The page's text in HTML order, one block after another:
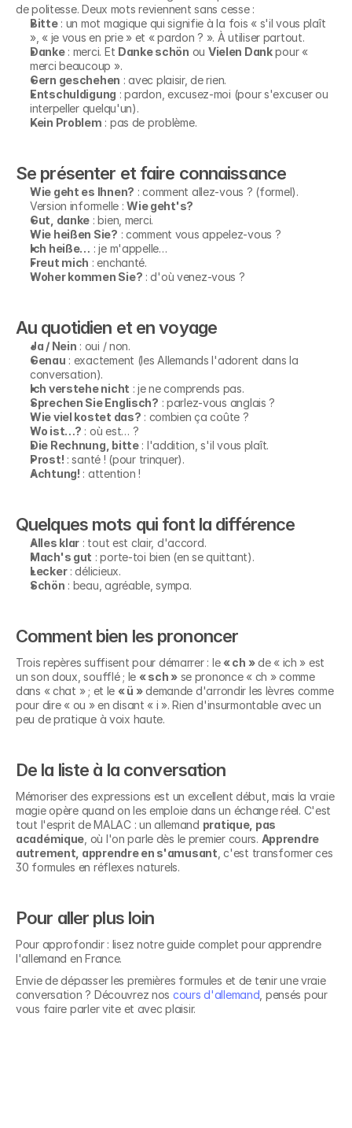
de politesse. Deux mots reviennent sans cesse :
Bitte : un mot magique qui signifie à la fois « s'il vous plaît
», « je vous en prie » et « pardon ? ». À utiliser partout.
Danke : merci. Et Danke schön ou Vielen Dank pour «
merci beaucoup ».
Gern geschehen : avec plaisir, de rien.
Entschuldigung : pardon, excusez-moi (pour s'excuser ou
interpeller quelqu'un).
Kein Problem : pas de problème.
Se présenter et faire connaissance
Wie geht es Ihnen? : comment allez-vous ? (formel).
Version informelle : Wie geht's?
Gut, danke : bien, merci.
Wie heißen Sie? : comment vous appelez-vous ?
Ich heiße… : je m'appelle…
Freut mich : enchanté.
Woher kommen Sie? : d'où venez-vous ?
Au quotidien et en voyage
Ja / Nein : oui / non.
Genau : exactement (les Allemands l'adorent dans la
conversation).
Ich verstehe nicht : je ne comprends pas.
Sprechen Sie Englisch? : parlez-vous anglais ?
Wie viel kostet das? : combien ça coûte ?
Wo ist…? : où est… ?
Die Rechnung, bitte : l'addition, s'il vous plaît.
Prost! : santé ! (pour trinquer).
Achtung! : attention !
Quelques mots qui font la différence
Alles klar : tout est clair, d'accord.
Mach's gut : porte-toi bien (en se quittant).
Lecker : délicieux.
Schön : beau, agréable, sympa.
Comment bien les prononcer
Trois repères suffisent pour démarrer : le « ch » de « ich » est
un son doux, soufflé ; le « sch » se prononce « ch » comme
dans « chat » ; et le « ü » demande d'arrondir les lèvres comme
pour dire « ou » en disant « i ». Rien d'insurmontable avec un
peu de pratique à voix haute.
De la liste à la conversation
Mémoriser des expressions est un excellent début, mais la vraie
magie opère quand on les emploie dans un échange réel. C'est
tout l'esprit de MALAC : un allemand pratique, pas
académique , où l'on parle dès le premier cours. Apprendre
autrement, apprendre en s'amusant , c'est transformer ces
30 formules en réflexes naturels.
Pour aller plus loin
Pour approfondir : lisez notre guide complet pour apprendre
l'allemand en France.
Envie de dépasser les premières formules et de tenir une vraie
conversation ? Découvrez nos cours d'allemand , pensés pour
vous faire parler vite et avec plaisir.
Découvrez nos
formations en